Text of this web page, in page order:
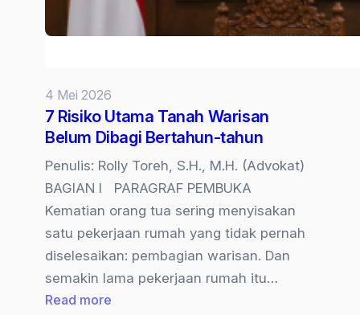
4 Mei 2026
7 Risiko Utama Tanah Warisan
Belum Dibagi Bertahun-tahun
Penulis: Rolly Toreh, S.H., M.H. (Advokat)
BAGIAN I PARAGRAF PEMBUKA
Kematian orang tua sering menyisakan
satu pekerjaan rumah yang tidak pernah
diselesaikan: pembagian warisan. Dan
semakin lama pekerjaan rumah itu…
Read more